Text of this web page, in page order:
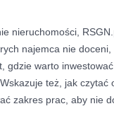
nieruchomości,
najemca nie
gdzie warto
też, jak czytać
zakres prac, aby nie